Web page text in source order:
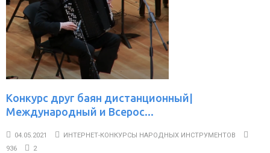
Конкурс друг баян дистанционный|
Международный и Всерос...
04.05.2021
ИНТЕРНЕТ-КОНКУРСЫ НАРОДНЫХ ИНСТРУМЕНТОВ
936
2